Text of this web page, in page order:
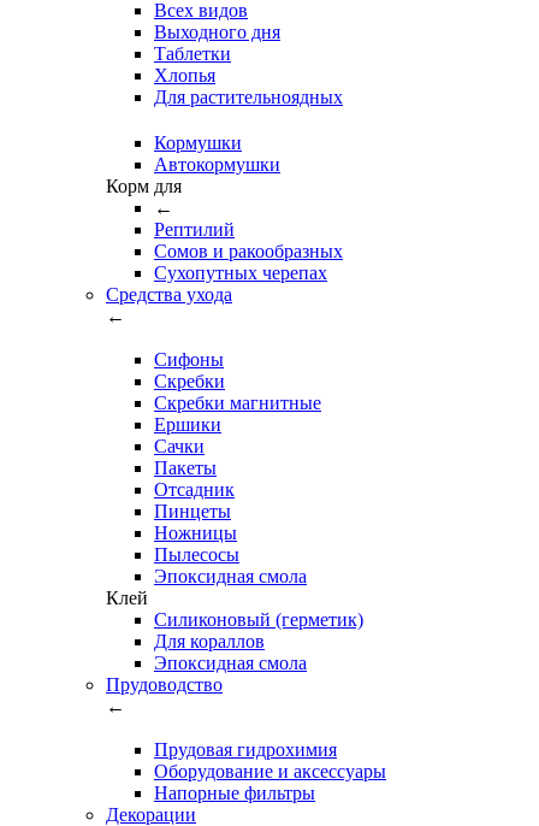
Всех видов
Выходного дня
Таблетки
Хлопья
Для растительноядных
Кормушки
Автокормушки
Корм для
←
Рептилий
Сомов и ракообразных
Сухопутных черепах
Средства ухода
←
Сифоны
Скребки
Скребки магнитные
Ершики
Сачки
Пакеты
Отсадник
Пинцеты
Ножницы
Пылесосы
Эпоксидная смола
Клей
Силиконовый (герметик)
Для кораллов
Эпоксидная смола
Прудоводство
←
Прудовая гидрохимия
Оборудование и аксессуары
Напорные фильтры
Декорации